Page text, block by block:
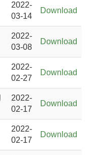
2022-
03-14
Download
2022-
03-08
Download
2022-
02-27
Download
2022-
02-17
Download
2022-
02-17
Download